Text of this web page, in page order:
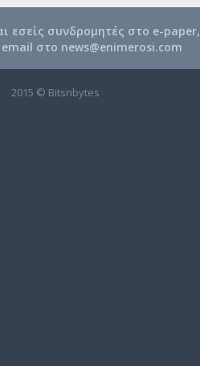
εσείς συνδρομητές στο e-paper,
email στο news@enimerosi.com
2015 © Bitsnbytes